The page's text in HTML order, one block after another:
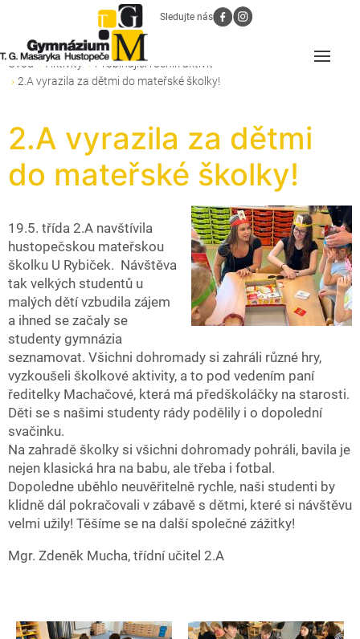
Sledujte nás
Úvod Aktivity
Probíhající ročník aktivit
2.A vyrazila za dětmi do mateřské školky!
2.A vyrazila za dětmi
do mateřské školky!
19.5. třída 2.A navštívila
hustopečskou mateřskou
školku U Rybiček. Návštěva
tak velkých studentů u
malých dětí vzbudila zájem
a ihned se začaly se
studenty gymnázia
seznamovat. Všichni dohromady si zahráli různé hry,
vyzkoušeli školkové aktivity, a to pod vedením paní
ředitelky Machačové, která má předškoláčky na starosti.
Děti se s našimi studenty rády podělily i o dopolední
svačinku.
Na zahradě školky si všichni dohromady pohráli, bavila je
nejen klasická hra na babu, ale třeba i fotbal.
Dopoledne uběhlo neuvěřitelně rychle, naši studenti by
klidně dál pokračovali v zábavě s dětmi, které si návštěvu
velmi užily! Těšíme se na další společné zážitky!
Mgr. Zdeněk Mucha, třídní učitel 2.A